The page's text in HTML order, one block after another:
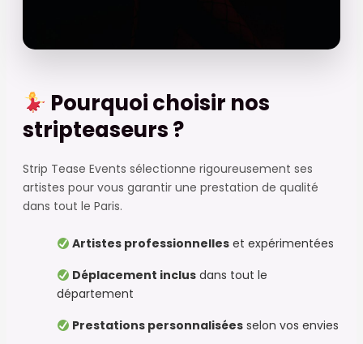
Pourquoi choisir nos
stripteaseurs ?
Strip Tease Events sélectionne rigoureusement ses
artistes pour vous garantir une prestation de qualité
dans tout le Paris.
Artistes professionnelles et expérimentées
Déplacement inclus dans tout le
département
Prestations personnalisées selon vos envies